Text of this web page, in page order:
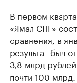
В первом
«Ямал СПГ»
сравнения, в
результат был
3,8 млрд
почти 100 млрд.